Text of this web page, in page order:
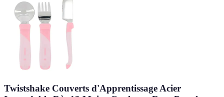
Twistshake Couverts d'Apprentissage Acier